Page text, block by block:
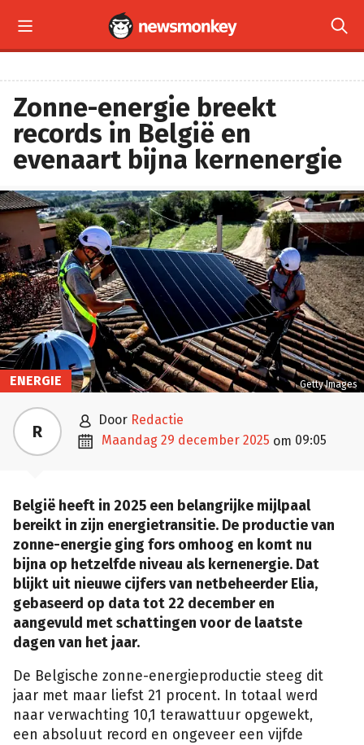
 
Zonne-energie breekt
records in België en
evenaart bijna kernenergie
Getty Images
ENERGIE
R  door Redactie
 maandag 29 december 2025 om 09:05
België heeft in 2025 een belangrijke mijlpaal
bereikt in zijn energietransitie. De productie van
zonne-energie ging fors omhoog en komt nu
bijna op hetzelfde niveau als kernenergie. Dat
blijkt uit nieuwe cijfers van netbeheerder Elia,
gebaseerd op data tot 22 december en
aangevuld met schattingen voor de laatste
dagen van het jaar.
De Belgische zonne-energieproductie steeg dit
jaar met maar liefst 21 procent. In totaal werd
naar verwachting 10,1 terawattuur opgewekt,
een absoluut record en ongeveer een vijfde